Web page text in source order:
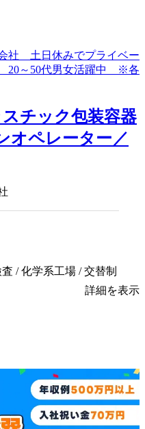
スチック包装容器
オペレーター／
/ 化学系工場 / 交替制
詳細を表示